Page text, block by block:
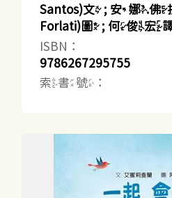
Santos)文 ; 安娜.佛
Forlati)圖 ; 何俊宏
ISBN：
9786267295755
索書號：